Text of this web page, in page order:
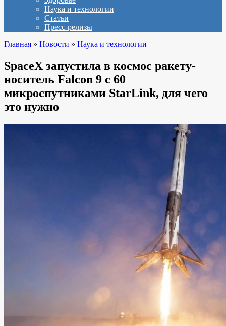
Наука и технологии
Статьи
Пресс-релизы
Главная » Новости » Наука и технологии
SpaceX запустила в космос ракету-
носитель Falcon 9 с 60
микроспутниками StarLink, для чего
это нужно